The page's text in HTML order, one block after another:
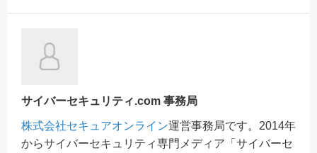
サイバーセキュリティ.com 事務局
株式会社セキュアオンライン運営事務局です。2014年
からサイバーセキュリティ専門メディア「サイバーセ